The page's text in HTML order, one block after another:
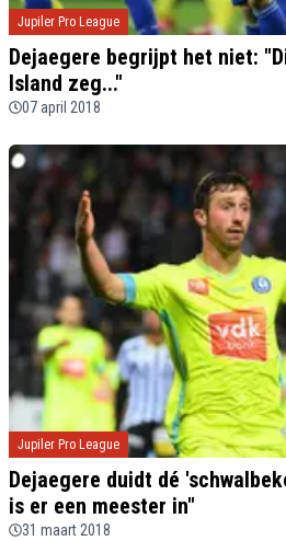
Jupiler Pro League
Dejaegere begrijpt het niet:
Island zeg..."
07 april 2018
Jupiler Pro League
Dejaegere duidt dé
is er een meester in"
31 maart 2018